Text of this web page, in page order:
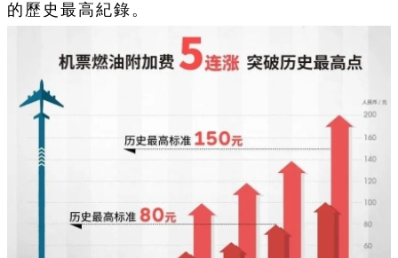
的歷史最高紀錄。